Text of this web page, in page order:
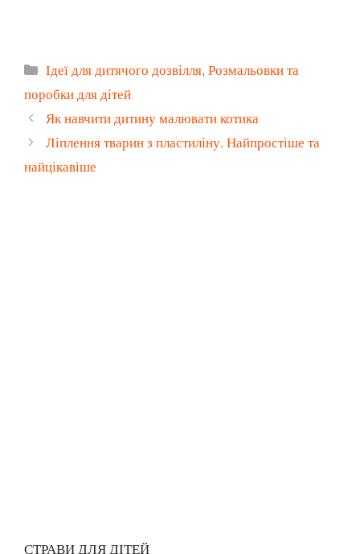
Категорії
Ідеї для дитячого дозвілля,Розмальовки та
поробки для дітей
Як навчити дитину малювати котика
Ліплення тварин з пластиліну. Найпростіше та
найцікавіше
СТРАВИ ДЛЯ ДІТЕЙ